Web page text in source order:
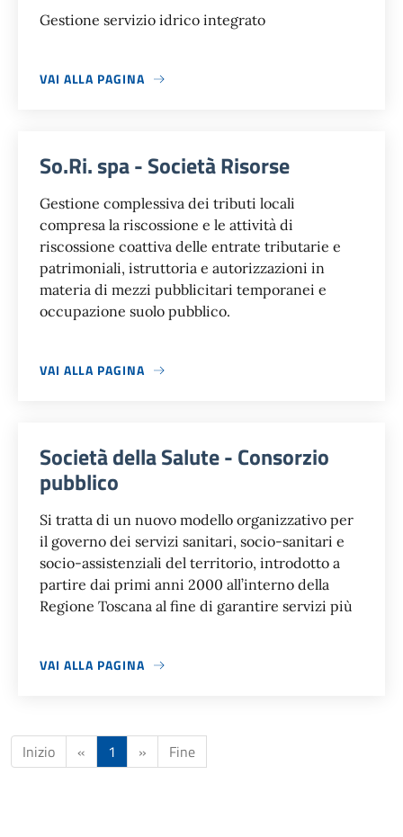
Gestione servizio idrico integrato
VAI ALLA PAGINA
So.Ri. spa - Società Risorse
Gestione complessiva dei tributi locali
compresa la riscossione e le attività di
riscossione coattiva delle entrate tributarie e
patrimoniali, istruttoria e autorizzazioni in
materia di mezzi pubblicitari temporanei e
occupazione suolo pubblico.
VAI ALLA PAGINA
Società della Salute - Consorzio
pubblico
Si tratta di un nuovo modello organizzativo per
il governo dei servizi sanitari, socio-sanitari e
socio-assistenziali del territorio, introdotto a
partire dai primi anni 2000 all’interno della
Regione Toscana al fine di garantire servizi più
VAI ALLA PAGINA
Inizio « 1 » Fine